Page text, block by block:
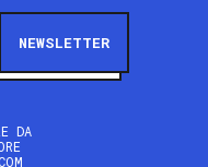
NEWSLETTER
DA